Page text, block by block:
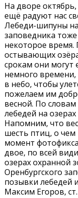
На дворе
ещё радуют нас
Лебеди-шипуны на
заповедника
некоторое время.
остывающих
срокам они могут
немного
в небо, чтобы
пожелаем им
весной. По
лебедей на
Напомним, что
шесть птиц, о чем
момент
двое, по всей
озерах охранной
Оренбургского
позывки лебедей
Максим Егоров,